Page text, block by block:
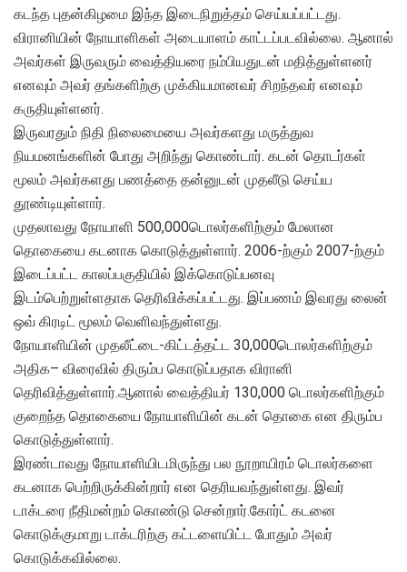
கடந்த புதன்கிழமை இந்த இடைநிறுத்தம் செய்யப்பட்டது.
விரானியின் நோயாளிகள் அடையாளம் காட்டப்படவில்லை. ஆனால்
அவர்கள் இருவரும் வைத்தியரை நம்பியதுடன் மதித்துள்ளனர்
எனவும் அவர் தங்களிற்கு முக்கியமானவர் சிறந்தவர் எனவும்
கருதியுள்ளனர்.
இருவரதும் நிதி நிலைமையை அவர்களது மருத்துவ
நியமனங்களின் போது அறிந்து கொண்டார். கடன் தொடர்கள்
மூலம் அவர்களது பணத்தை தன்னுடன் முதலீடு செய்ய
தூண்டியுள்ளார்.
முதலாவது நோயாளி 500,000டொலர்களிற்கும் மேலான
தொகையை கடனாக கொடுத்துள்ளார். 2006-ற்கும் 2007-ற்கும்
இடைப்பட்ட காலப்பகுதியில் இக்கொடுப்பனவு
இடம்பெற்றுள்ளதாக தெரிவிக்கப்பட்டது. இப்பணம் இவரது லைன்
ஒவ் கிரடிட் மூலம் வெளிவந்துள்ளது.
நோயாளியின் முதலீட்டை-கிட்டத்தட்ட 30,000டொலர்களிற்கும்
அதிக– விரைவில் திரும்ப கொடுப்பதாக விரானி
தெரிவித்துள்ளார்.ஆனால் வைத்தியர் 130,000 டொலர்களிற்கும்
குறைந்த தொகையை நோயாளியின் கடன் தொகை என திரும்ப
கொடுத்துள்ளார்.
இரண்டாவது நோயாளியிடமிருந்து பல நூறாயிரம் டொலர்களை
கடனாக பெற்றிருக்கின்றார் என தெரியவந்துள்ளது. இவர்
டாக்டரை நீதிமன்றம் கொண்டு சென்றார்.கோர்ட் கடனை
கொடுக்குமாறு டாக்டரிற்கு கட்டளையிட்ட போதும் அவர்
கொடுக்கவில்லை.